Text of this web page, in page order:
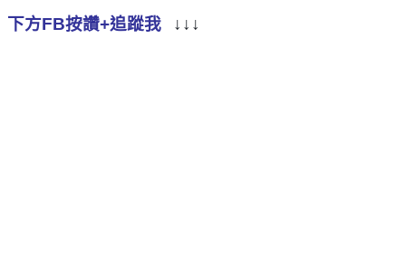
下方FB按讚+追蹤我 ↓↓↓